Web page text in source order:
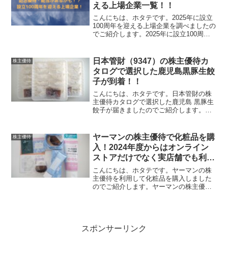
える上場企業一覧！！
こんにちは、ホタテです。2025年に設立
100周年を迎える上場企業を調べましたの
でご紹介します。2025年に設立100周年
が、ここでは設立100周年の銘柄を上げて
い...
株主優待
日本管財（9347）の株主優待カ
タログで選択した鹿児島黒豚生餃
子が到着！！
こんにちは、ホタテです。日本管財の株
主優待カタログで選択した鹿児島 黒豚生
餃子が届きましたのでご紹介します。鹿
黒豚生餃子です。こちらは3年以上保有が
必要な3,000円...
株主優待
ヤーマンの株主優待で化粧品を購
入！2024年度からはオンライン
ストアだけでなく実店舗でも利用
可能に！！
こんにちは、ホタテです。ヤーマンの株
主優待を利用して化粧品を購入しました
のでご紹介します。ヤーマンの株主優待
スポンサーリンク